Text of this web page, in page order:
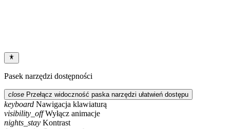
Pasek narzędzi dostępności
close Przełącz widoczność paska narzędzi ułatwień dostępu
keyboard Nawigacja klawiaturą
visibility_off Wyłącz animacje
nights_stay Kontrast